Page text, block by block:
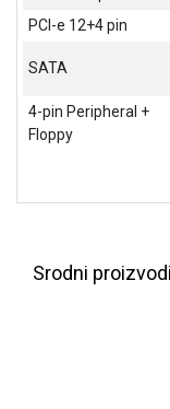
PCI-e 12+4 pin
SATA
4-pin Peripheral +
Floppy
Srodni proizvodi